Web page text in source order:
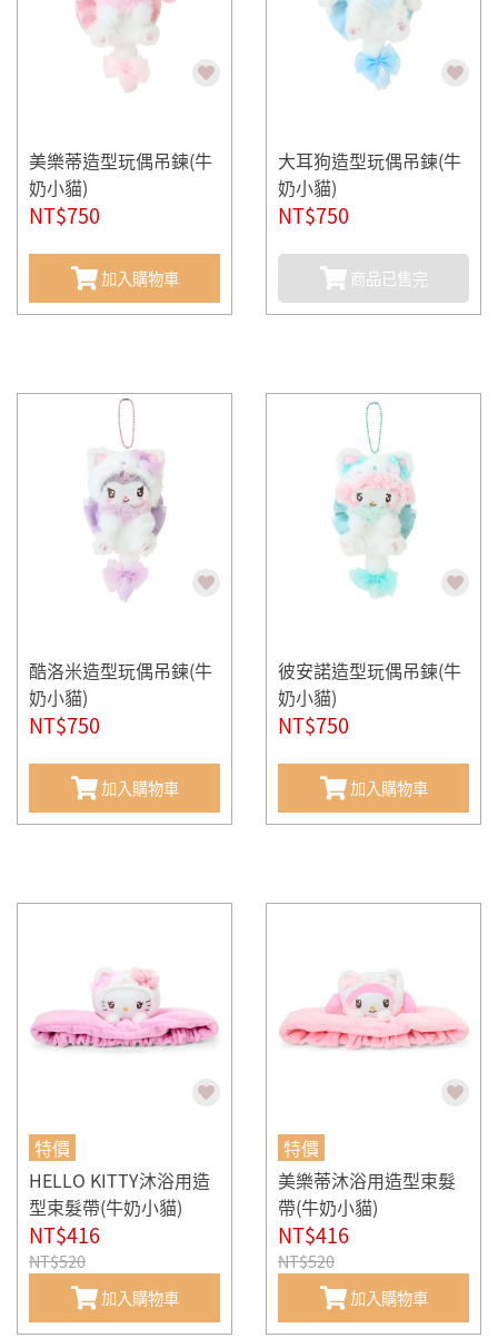
美樂蒂造型玩偶吊鍊(牛
奶小貓)
NT$750
加入購物車
大耳狗造型玩偶吊鍊(牛
奶小貓)
NT$750
商品已售完
酷洛米造型玩偶吊鍊(牛
奶小貓)
NT$750
加入購物車
彼安諾造型玩偶吊鍊(牛
奶小貓)
NT$750
加入購物車
特價
HELLO KITTY沐浴用造
型束髮帶(牛奶小貓)
NT$416
NT$520
加入購物車
特價
美樂蒂沐浴用造型束髮
帶(牛奶小貓)
NT$416
NT$520
加入購物車